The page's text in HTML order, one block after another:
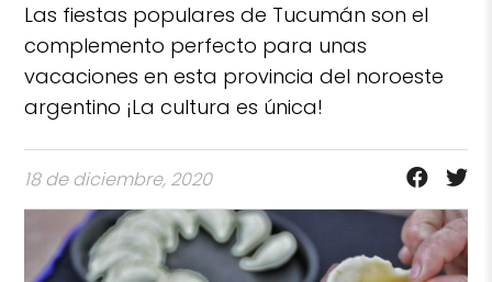
Las fiestas populares de Tucumán son el
complemento perfecto para unas
vacaciones en esta provincia del noroeste
argentino ¡La cultura es única!
18 de diciembre, 2020